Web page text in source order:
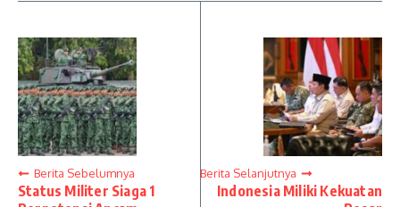
Berita Sebelumnya
Status Militer Siaga 1
Berita Selanjutnya
Indonesia Miliki Kekuatan